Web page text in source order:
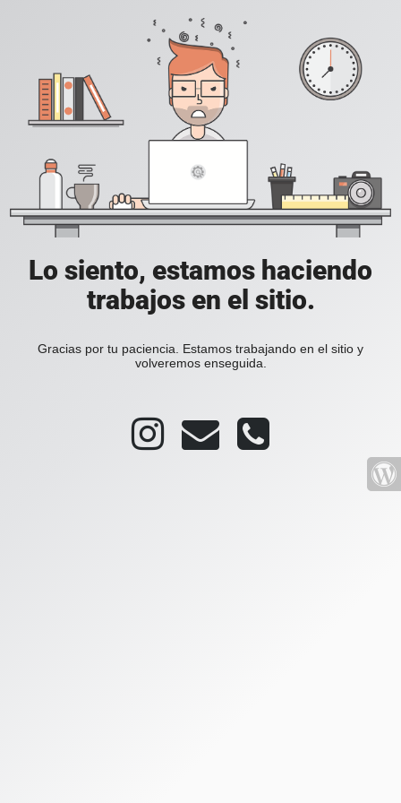
Lo siento, estamos haciendo
trabajos en el sitio.
Gracias por tu paciencia. Estamos trabajando en el sitio y
volveremos enseguida.